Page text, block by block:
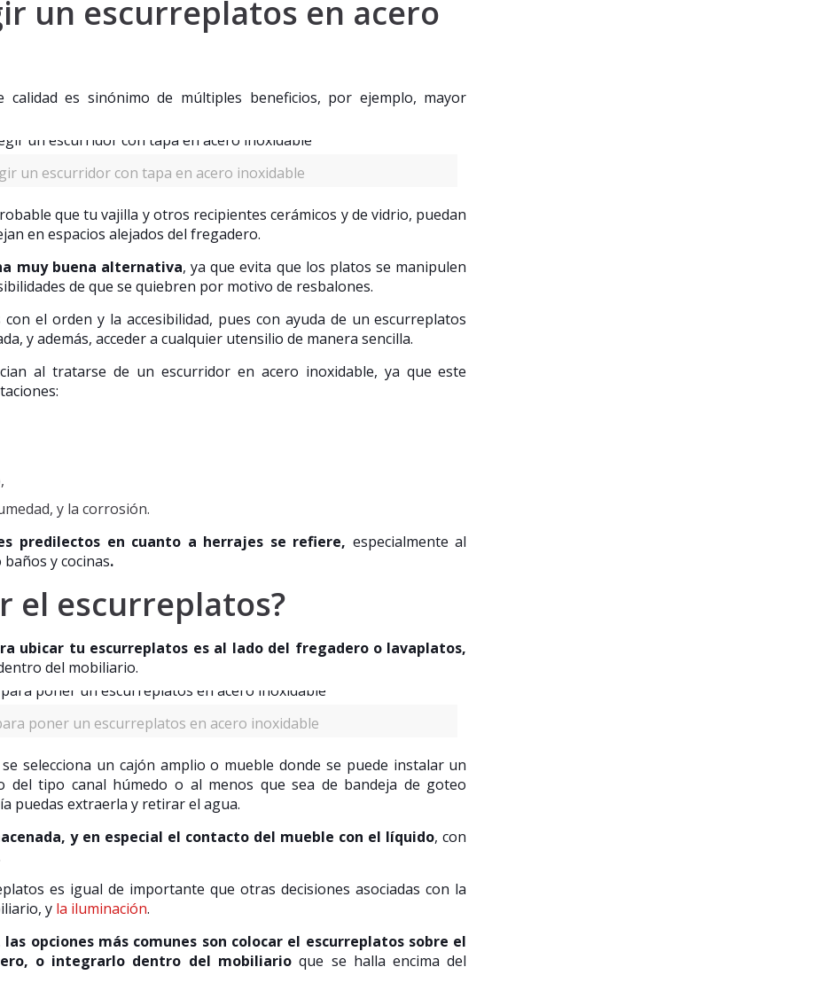
un escurreplatos en acero
es sinónimo de múltiples beneficios, por ejemplo, mayor
un escurridor con tapa en acero inoxidable
que tu vajilla y otros recipientes cerámicos y de vidrio, puedan
en espacios alejados del fregadero.
muy buena alternativa, ya que evita que los platos se manipulen
de que se quiebren por motivo de resbalones.
el orden y la accesibilidad, pues con ayuda de un escurreplatos
y además, acceder a cualquier utensilio de manera sencilla.
al tratarse de un escurridor en acero inoxidable, ya que este
y la corrosión.
predilectos en cuanto a herrajes se refiere, especialmente al
y cocinas.
el escurreplatos?
ubicar tu escurreplatos es al lado del fregadero o lavaplatos,
del mobiliario.
poner un escurreplatos en acero inoxidable
selecciona un cajón amplio o mueble donde se puede instalar un
del tipo canal húmedo o al menos que sea de bandeja de goteo
puedas extraerla y retirar el agua.
y en especial el contacto del mueble con el líquido, con
es igual de importante que otras decisiones asociadas con la
y la iluminación.
las opciones más comunes son colocar el escurreplatos sobre el
o integrarlo dentro del mobiliario que se halla encima del